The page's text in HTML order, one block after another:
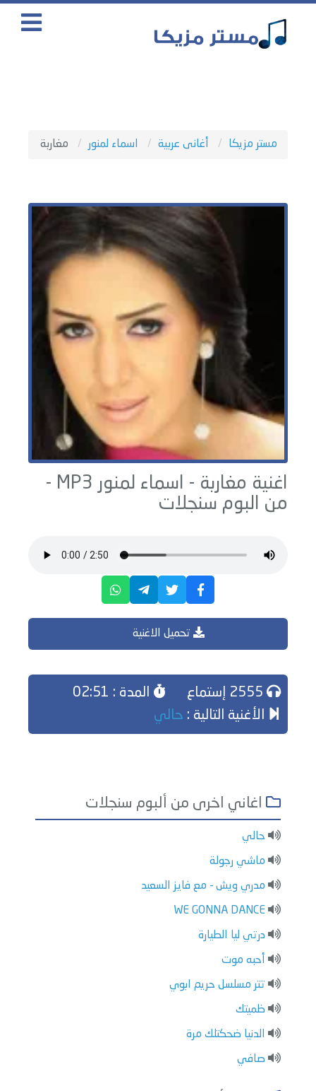
مستر مزيكا أغانى عربية اسماء لمنور مغاربة
اغنية مغاربة - اسماء لمنور
MP3 -
من البوم سنجلات
تحميل الاغنية
المدة : 02:51
الأغنية التالية : حالي
اغاني اخرى من ألبوم سنجلات
حالي
ماشي رجولة
مدري ويش - مع فايز السعيد
WE GONNA DANCE
درتي ليا الطيارة
أحبه موت
تتر مسلسل حريم ابوي
ظميتك
الدنيا ضحكتلك مرة
صافي